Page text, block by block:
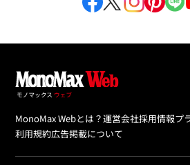
MonoMax Webとは？運営会社採用情報プ
利用規約広告掲載について